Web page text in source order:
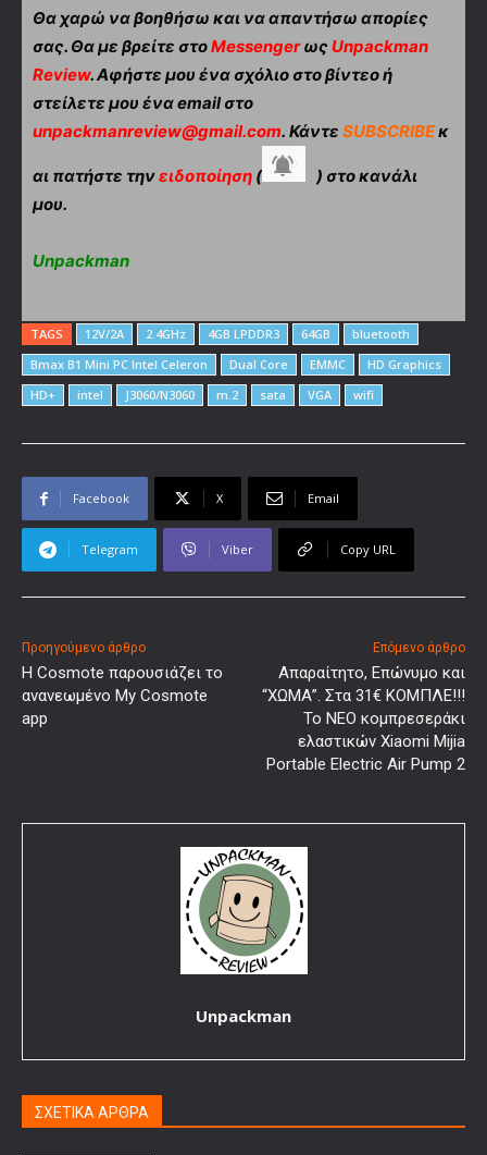
Θα χαρώ να βοηθήσω και να απαντήσω απορίες
σας. Θα με βρείτε στοMessengerως Unpackman
Review. Αφήστε μου ένα σχόλιο στο βίντεο ή
στείλετε μου ένα email στο
unpackmanreview@gmail.com. Κάντε SUBSCRIBEκ
αι πατήστε τηνειδοποίηση (
) στο κανάλι
μου.
Unpackman
TAGS 12V/2A 2.4GHz 4GB LPDDR3 64GB
bluetooth
Bmax B1 Mini PC Intel Celeron
Dual Core EMMC
HD Graphics
HD+
intel J3060/N3060 m.2 sata VGA wifi
Facebook X Email
Telegram Viber Copy URL
Προηγούμενο άρθρο
Η Cosmote παρουσιάζει το
ανανεωμένο My Cosmote
app
Επόμενο άρθρο
Απαραίτητο, Επώνυμο και
“ΧΩΜΑ”. Στα 31€ ΚΟΜΠΛΕ!!!
Το ΝΕΟ κομπρεσεράκι
ελαστικών Xiaomi Mijia
Portable Electric Air Pump 2
Unpackman
ΣΧΕΤΙΚΑ ΑΡΘΡΑ